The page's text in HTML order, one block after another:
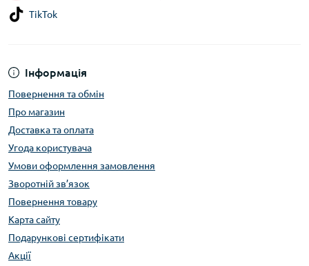
Інформація
Повернення та обмін
Про магазин
Доставка та оплата
Угода користувача
Умови оформлення замовлення
Зворотній зв’язок
Повернення товару
Карта сайту
Подарункові сертифікати
Акції
TikTok